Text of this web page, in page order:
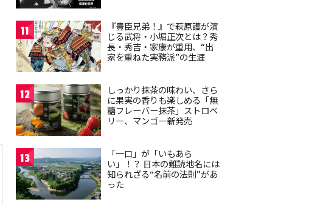
11
『豊臣兄弟！』で萩原護が演
じる武将・小堀正次とは？秀
長・秀吉・家康が重用、“出
家を重ねた実務派”の生涯
12
しっかり抹茶の味わい、さら
に果実の香りも楽しめる「無
糖フレーバー抹茶」ストロベ
リー、マンゴー新発売
13
「一口」が「いもあら
い」！？ 日本の難読地名には
知られざる“名前の法則”があ
った